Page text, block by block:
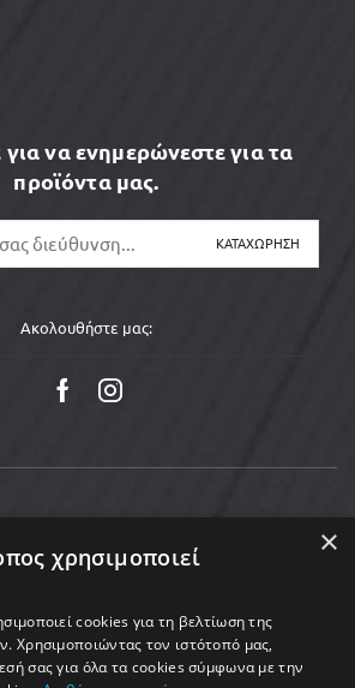
να ενημερώνεστε για τα
προϊόντα μας.
Ακολουθήστε μας:
×
χρησιμοποιεί
cookies για τη βελτίωση της
Χρησιμοποιώντας τον ιστότοπό μας,
σας για όλα τα cookies σύμφωνα με την